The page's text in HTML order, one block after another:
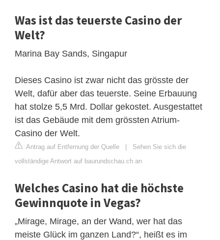
Was ist das teuerste Casino der
Welt?
Marina Bay Sands, Singapur
Dieses Casino ist zwar nicht das grösste der
Welt, dafür aber das teuerste. Seine Erbauung
hat stolze 5,5 Mrd. Dollar gekostet. Ausgestattet
ist das Gebäude mit dem grössten Atrium-
Casino der Welt.
Antrag auf Entfernung der Quelle | Sehen Sie sich die
vollständige Antwort auf baurundschau.ch an
Welches Casino hat die höchste
Gewinnquote in Vegas?
„Mirage, Mirage, an der Wand, wer hat das
meiste Glück im ganzen Land?“, heißt es im